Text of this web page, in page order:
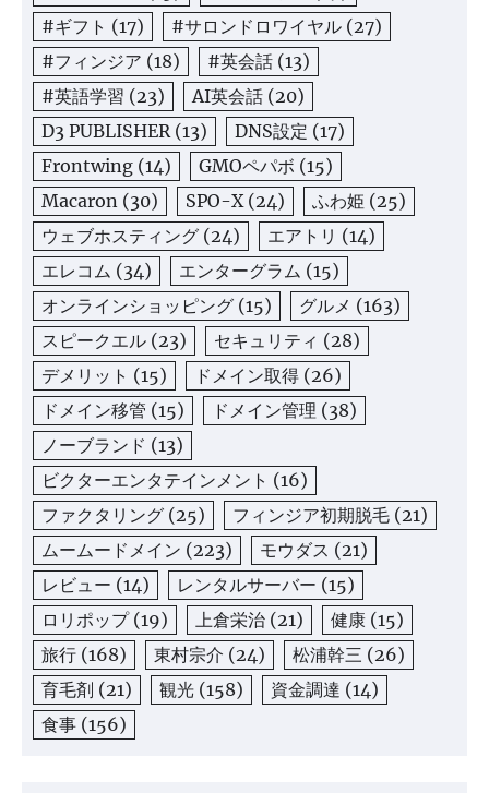
#ギフト (17) #サロンドロワイヤル (27)
#フィンジア (18) #英会話 (13)
#英語学習 (23) AI英会話 (20)
D3 PUBLISHER(13) DNS設定 (17)
Frontwing (14) GMOペパボ (15)
Macaron (30) SPO-X(24) ふわ姫 (25)
ウェブホスティング (24) エアトリ (14)
エレコム (34) エンターグラム (15)
オンラインショッピング (15) グルメ (163)
スピークエル (23) セキュリティ (28)
デメリット (15) ドメイン取得 (26)
ドメイン移管 (15) ドメイン管理 (38)
ノーブランド (13)
ビクターエンタテインメント (16)
ファクタリング (25) フィンジア初期脱毛 (21)
ムームードメイン (223) モウダス (21)
レビュー (14) レンタルサーバー (15)
ロリポップ(19) 上倉栄治 (21) 健康 (15)
旅行 (168) 東村宗介 (24) 松浦幹三 (26)
育毛剤 (21) 観光 (158) 資金調達 (14)
食事 (156)